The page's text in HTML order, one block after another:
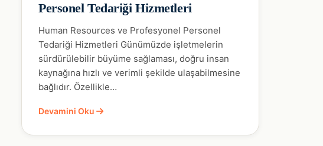
Personel Tedariği Hizmetleri
Human Resources ve Profesyonel Personel
Tedariği Hizmetleri Günümüzde işletmelerin
sürdürülebilir büyüme sağlaması, doğru insan
kaynağına hızlı ve verimli şekilde ulaşabilmesine
bağlıdır. Özellikle…
Devamini Oku